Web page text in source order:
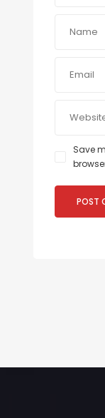
Save